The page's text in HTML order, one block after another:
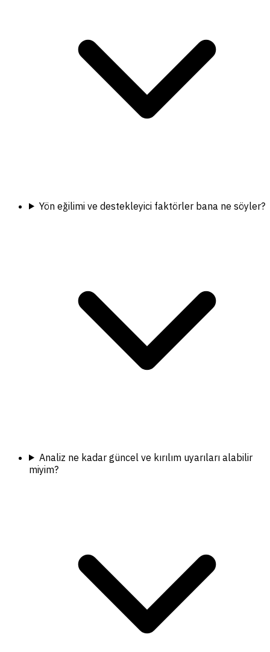
Yön eğilimi ve destekleyici faktörler bana ne söyler?
Analiz ne kadar güncel ve kırılım uyarıları alabilir
miyim?